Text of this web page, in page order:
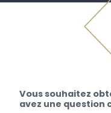
Vous souhaitez
avez une question